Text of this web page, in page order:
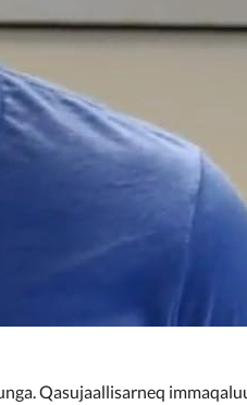
Qasujaallisarneq